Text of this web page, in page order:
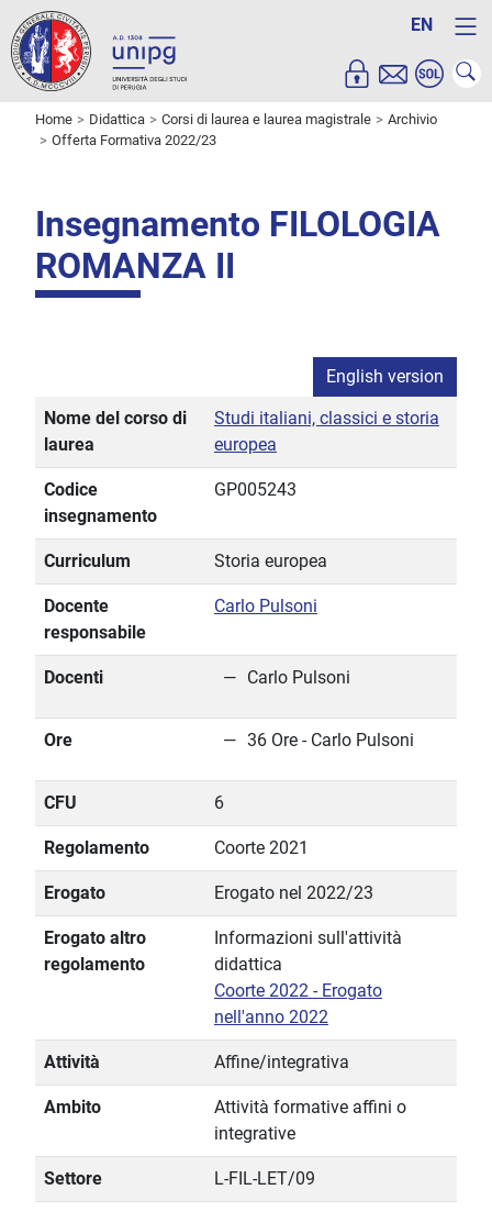
EN
Home Didattica Corsi di laurea e laurea magistrale
Archivio
Offerta Formativa 2022/23
Insegnamento FILOLOGIA
ROMANZA II
English version
Nome del corso di
laurea
Studi italiani, classici e storia
europea
Codice
insegnamento
GP005243
Curriculum Storia europea
Docente
responsabile
Carlo Pulsoni
Docenti Carlo Pulsoni
Ore 36 Ore - Carlo Pulsoni
CFU 6
Regolamento Coorte 2021
Erogato Erogato nel 2022/23
Erogato altro
regolamento
Informazioni sull'attività
didattica
Coorte 2022 - Erogato
nell'anno 2022
Attività Affine/integrativa
Ambito
Attività formative affini o
integrative
Settore L-FIL-LET/09